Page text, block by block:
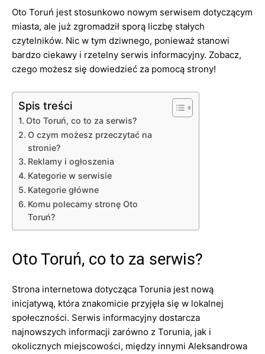
Oto Toruń jest stosunkowo nowym serwisem dotyczącym
miasta, ale już zgromadził sporą liczbę stałych
czytelników. Nic w tym dziwnego, ponieważ stanowi
bardzo ciekawy i rzetelny serwis informacyjny. Zobacz,
czego możesz się dowiedzieć za pomocą strony!
Spis treści
Oto Toruń, co to za serwis?
O czym możesz przeczytać na
stronie?
Reklamy i ogłoszenia
Kategorie w serwisie
Kategorie główne
Komu polecamy stronę Oto
Toruń?
Oto Toruń, co to za serwis?
Strona internetowa dotycząca Torunia jest nową
inicjatywą, która znakomicie przyjęła się w lokalnej
społeczności. Serwis informacyjny dostarcza
najnowszych informacji zarówno z Torunia, jak i
okolicznych miejscowości, między innymi Aleksandrowa